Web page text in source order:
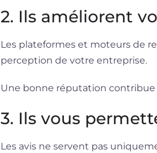
2. Ils améliorent
Les plateformes et moteurs de
perception de votre entreprise.
Une bonne réputation contribue
3. Ils vous
Les avis ne servent pas